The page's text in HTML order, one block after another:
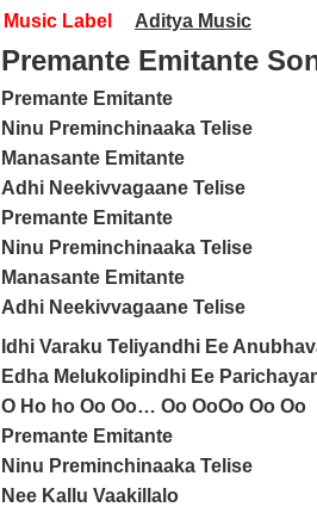
Music Label
Aditya Music
Premante Emitante
Premante Emitante
Ninu Preminchinaaka Telise
Manasante Emitante
Adhi Neekivvagaane Telise
Premante Emitante
Ninu Preminchinaaka Telise
Manasante Emitante
Adhi Neekivvagaane Telise
Idhi Varaku Teliyandhi Ee
Edha Melukolipindhi Ee
O Ho ho Oo Oo… Oo OoOo Oo Oo
Premante Emitante
Ninu Preminchinaaka Telise
Nee Kallu Vaakillalo